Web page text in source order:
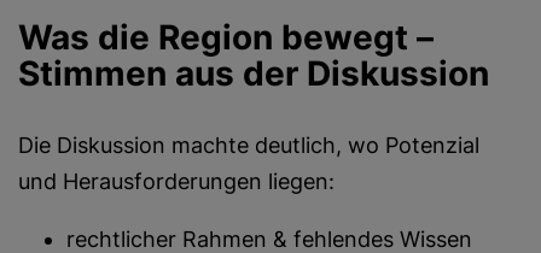
Was die Region bewegt –
Stimmen aus der Diskussion
Die Diskussion machte deutlich, wo Potenzial
und Herausforderungen liegen:
rechtlicher Rahmen & fehlendes Wissen